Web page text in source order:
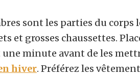
sont les parties du corps
et grosses chaussettes.
minute avant de les
hiver. Préférez les